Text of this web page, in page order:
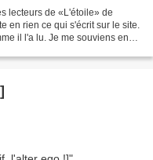
lecteurs de «L'étoile» de
en rien ce qui s'écrit sur le site.
il l'a lu. Je me souviens en